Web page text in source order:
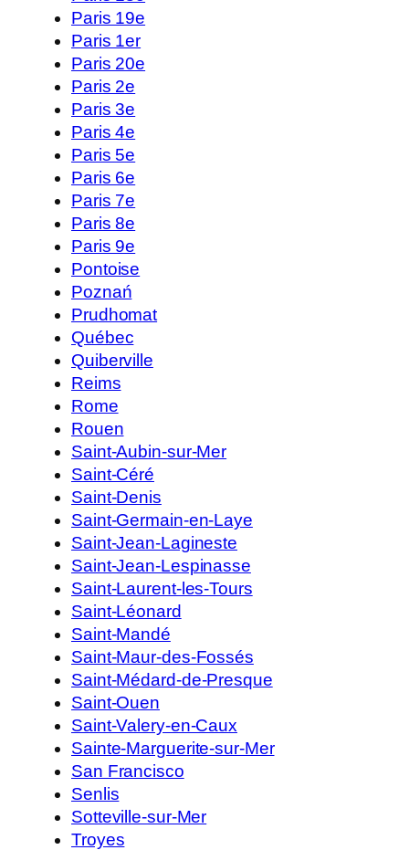
Paris 19e
Paris 1er
Paris 20e
Paris 2e
Paris 3e
Paris 4e
Paris 5e
Paris 6e
Paris 7e
Paris 8e
Paris 9e
Pontoise
Poznań
Prudhomat
Québec
Quiberville
Reims
Rome
Rouen
Saint-Aubin-sur-Mer
Saint-Céré
Saint-Denis
Saint-Germain-en-Laye
Saint-Jean-Lagineste
Saint-Jean-Lespinasse
Saint-Laurent-les-Tours
Saint-Léonard
Saint-Mandé
Saint-Maur-des-Fossés
Saint-Médard-de-Presque
Saint-Ouen
Saint-Valery-en-Caux
Sainte-Marguerite-sur-Mer
San Francisco
Senlis
Sotteville-sur-Mer
Troyes